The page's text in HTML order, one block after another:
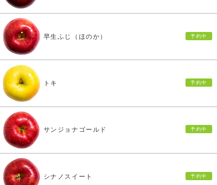
早生ふじ（ほのか）
トキ
サンジョナゴールド
シナノスイート